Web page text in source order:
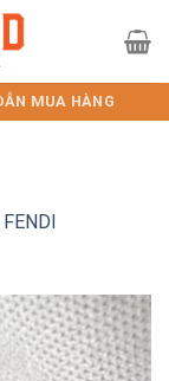
MUA HÀNG
FENDI